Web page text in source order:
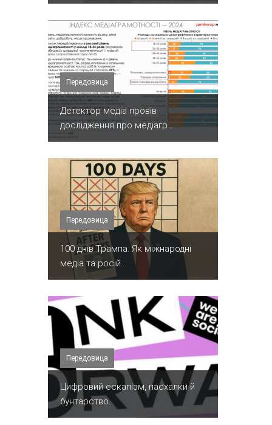
Передовица
Детектор медіа провів
дослідження про медіагр...
Передовица
100 днів Трампа. Як міжнародні
медіа та росій...
Передовица
​Цифровий ескапізм, пасхалки й
бунтарство.